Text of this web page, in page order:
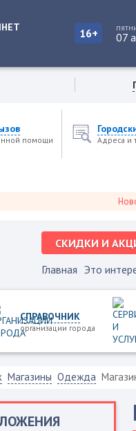
16+ 07
помощи Адреса и
Новости
СКИДКИ И
Главная Это
СПРАВОЧНИК
организации города
Магазины Одежда